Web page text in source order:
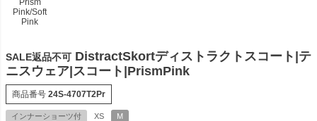
Pink/Soft
Pink
SALE返品不可 DistractSkortディストラクトスコート|テ
ニスウェア|スコート|PrismPink
商品番号 24S-4707T2Pr
インナーショーツ付 XS M